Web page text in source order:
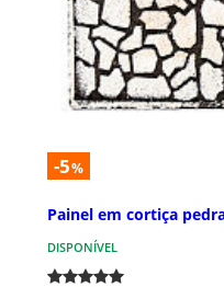
-5%
Painel em cortiça
DISPONÍVEL